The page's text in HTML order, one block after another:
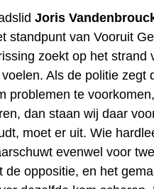
Joris
standpunt van Vooruit
zoekt op het strand
Als de politie zegt
problemen te
dan staan wij daar
moet er uit. Wie
evenwel voor
de oppositie, en het